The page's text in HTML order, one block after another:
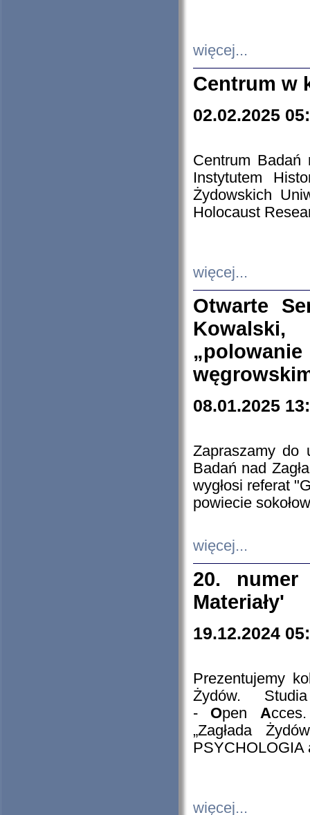
więcej...
Centrum w
02.02.2025
Centrum Badań
Instytutem
Żydowskich
Holocaust
więcej...
Otwarte
08.01.2025
Zapraszamy do
Badań nad
wygłosi referat
powiecie
więcej...
20. numer
Materiały'
19.12.2024
Prezentujemy
Żydów.
- Open A
„Zagłada
PSYCHOLOGIA
więcej...